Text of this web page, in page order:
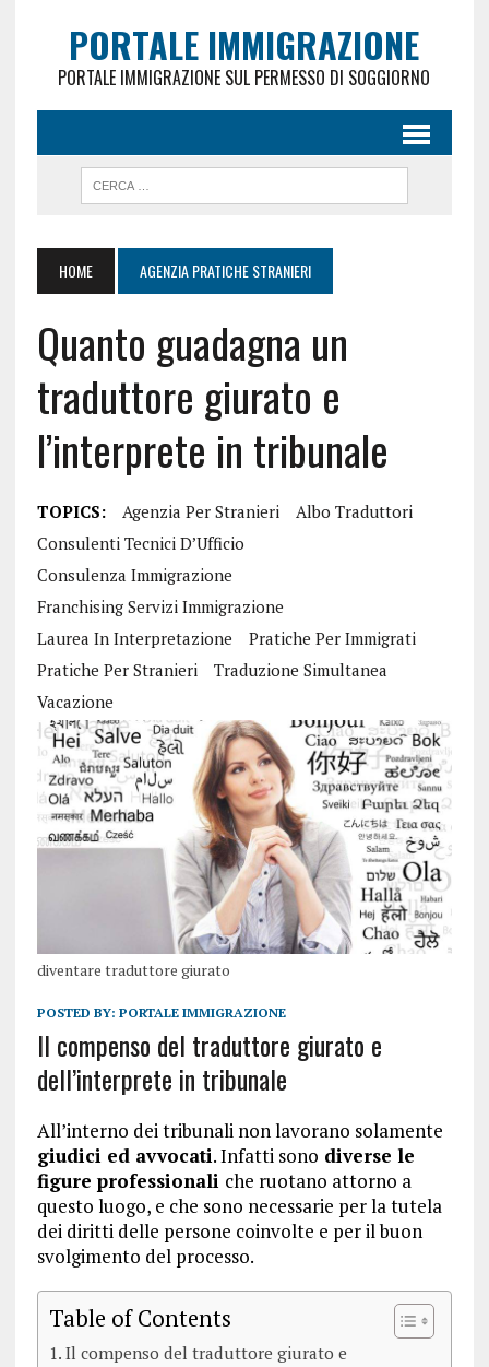
PORTALE IMMIGRAZIONE
PORTALE IMMIGRAZIONE SUL PERMESSO DI SOGGIORNO
HOME AGENZIA PRATICHE STRANIERI
Quanto guadagna un
traduttore giurato e
l’interprete in tribunale
TOPICS: Agenzia Per Stranieri
Albo Traduttori
Consulenti Tecnici D’Ufficio
Consulenza Immigrazione
Franchising Servizi Immigrazione
Laurea In Interpretazione
Pratiche Per Immigrati
Pratiche Per Stranieri
Traduzione Simultanea
Vacazione
diventare traduttore giurato
POSTED BY: PORTALE IMMIGRAZIONE
Il compenso del traduttore giurato e
dell’interprete in tribunale
All’interno dei tribunali non lavorano solamente
giudici ed avvocati. Infatti sono diverse le
figure professionali che ruotano attorno a
questo luogo, e che sono necessarie per la tutela
dei diritti delle persone coinvolte e per il buon
svolgimento del processo.
Table of Contents
Il compenso del traduttore giurato e